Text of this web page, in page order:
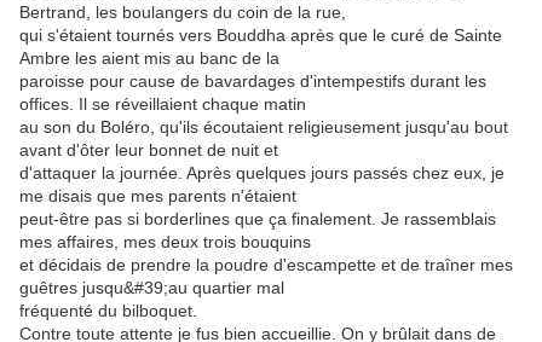
Bertrand, les boulangers du coin de la rue,
qui s'étaient tournés vers Bouddha après que le curé de Sainte
Ambre les aient mis au banc de la
paroisse pour cause de bavardages d'intempestifs durant les
offices. Il se réveillaient chaque matin
au son du Boléro, qu'ils écoutaient religieusement jusqu'au bout
avant d'ôter leur bonnet de nuit et
d'attaquer la journée. Après quelques jours passés chez eux, je
me disais que mes parents n'étaient
peut-être pas si borderlines que ça finalement. Je rassemblais
mes affaires, mes deux trois bouquins
et décidais de prendre la poudre d'escampette et de traîner mes
guêtres jusqu&#39;au quartier mal
fréquenté du bilboquet.
Contre toute attente je fus bien accueillie. On y brûlait dans de